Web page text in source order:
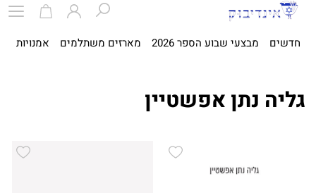
חדשים מבצעי שבוע הספר 2026 מארזים משתלמים אמנויות
גליה נתן אפשטיין